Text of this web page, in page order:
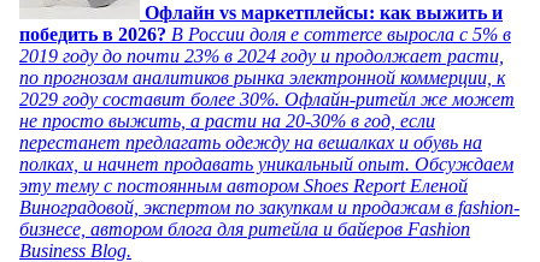
Офлайн vs маркетплейсы: как выжить и
победить в 2026? В России доля e commerce выросла с 5% в
2019 году до почти 23% в 2024 году и продолжает расти,
по прогнозам аналитиков рынка электронной коммерции, к
2029 году составит более 30%. Офлайн-ритейл же может
не просто выжить, а расти на 20-30% в год, если
перестанет предлагать одежду на вешалках и обувь на
полках, и начнет продавать уникальный опыт. Обсуждаем
эту тему с постоянным автором Shoes Report Еленой
Виноградовой, экспертом по закупкам и продажам в fashion-
бизнесе, автором блога для ритейла и байеров Fashion
Business Blog.